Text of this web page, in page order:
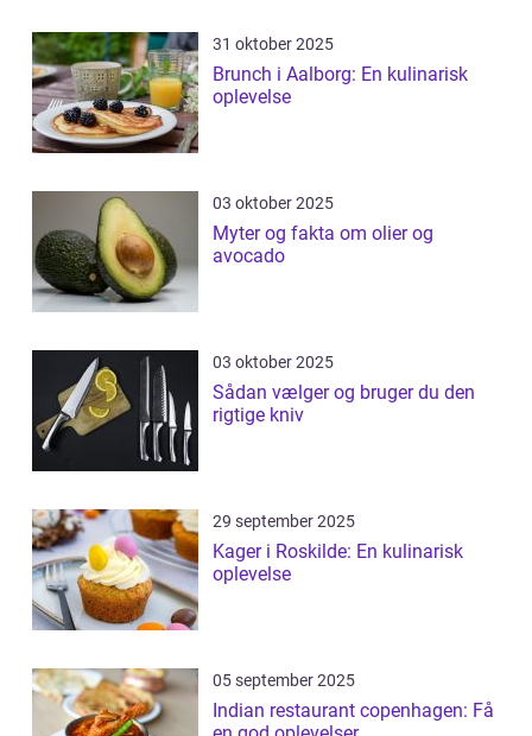
31 oktober 2025
Brunch i Aalborg: En kulinarisk
oplevelse
03 oktober 2025
Myter og fakta om olier og
avocado
03 oktober 2025
Sådan vælger og bruger du den
rigtige kniv
29 september 2025
Kager i Roskilde: En kulinarisk
oplevelse
05 september 2025
Indian restaurant copenhagen: Få